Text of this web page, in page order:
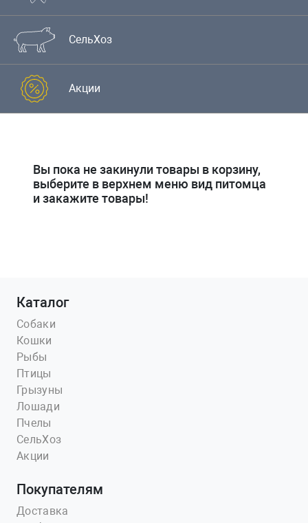
СельХоз
Акции
Вы пока не закинули товары в корзину,
выберите в верхнем меню вид питомца
и закажите товары!
Каталог
Собаки
Кошки
Рыбы
Птицы
Грызуны
Лошади
Пчелы
СельХоз
Акции
Покупателям
Доставка